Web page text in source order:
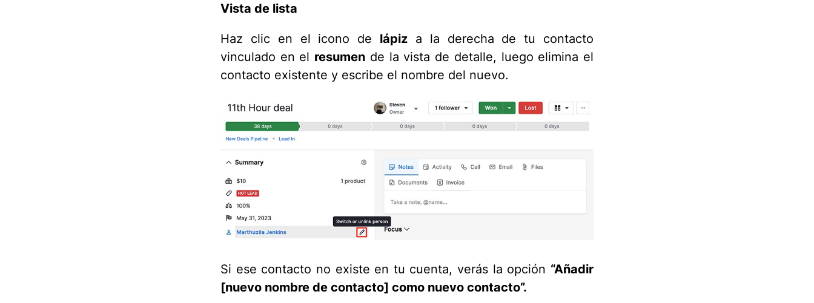
Vista de lista
Haz clic en el icono de lápiz a la derecha de tu contacto
vinculado en el resumen de la vista de detalle, luego elimina el
contacto existente y escribe el nombre del nuevo.
Si ese contacto no existe en tu cuenta, verás la opción “Añadir
[nuevo nombre de contacto] como nuevo contacto”.